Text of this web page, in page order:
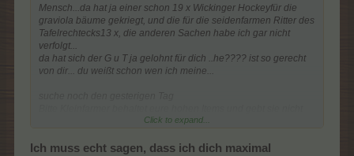
Mensch...da hat ja einer schon 19 x Wickinger Hockeyfür die
graviola bäume gekriegt, und die für die seidenfarmen Ritter des
Tafelrechtecks13 x, die anderen Sachen habe ich gar nicht
verfolgt...
da hat sich der G u T ja gelohnt für dich ..he???? ist so gerecht
von dir... du weißt schon wen ich meine...
gegen einen Baum ab und erst recht nicht gegen einen Stall...!
Wünsche euch allen weiterhin viel Spaß beim G u T
Click to expand...
Ich muss echt sagen, dass ich dich maximal